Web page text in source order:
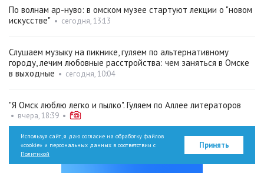
По волнам ар-нуво: в омском музее стартуют лекции о "новом
искусстве" • сегодня, 13:13
Слушаем музыку на пикнике, гуляем по альтернативному
городу, лечим любовные расстройства: чем заняться в Омске
в выходные • сегодня, 10:04
"Я Омск люблю легко и пылко". Гуляем по Аллее литераторов
• вчера, 18:39 •
Используя сайт, я даю согласие на обработку файлов
«cookie» и персональных данных в соответствии с
Политикой
Принять